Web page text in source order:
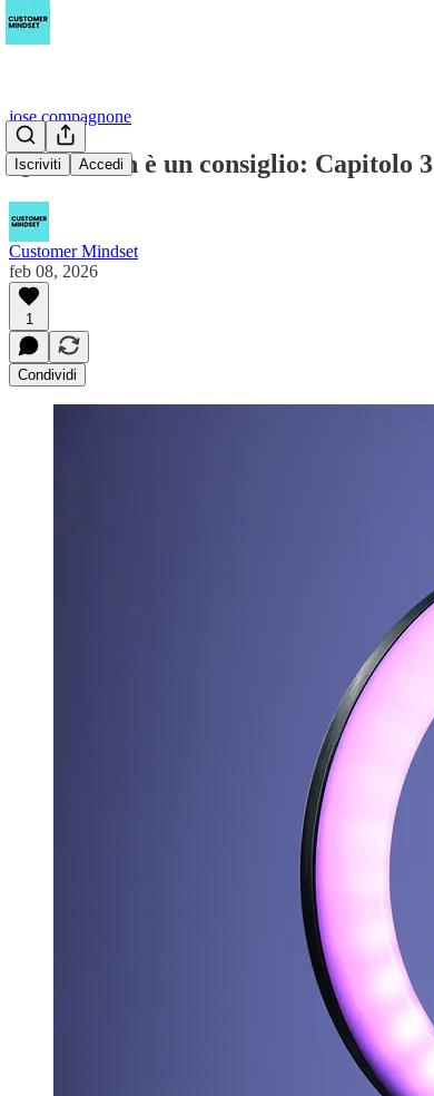
Iscriviti Accedi
jose compagnone
Questo non è un consiglio: Capitolo 3
Customer Mindset
feb 08, 2026
1
Condividi